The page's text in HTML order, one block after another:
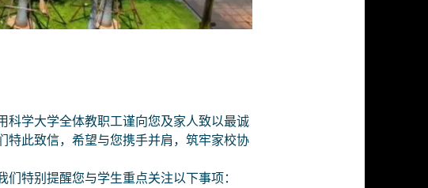
科学大学全体教职工谨向您及家人致以最诚
特此致信，希望与您携手并肩，筑牢家校协
特别提醒您与学生重点关注以下事项：